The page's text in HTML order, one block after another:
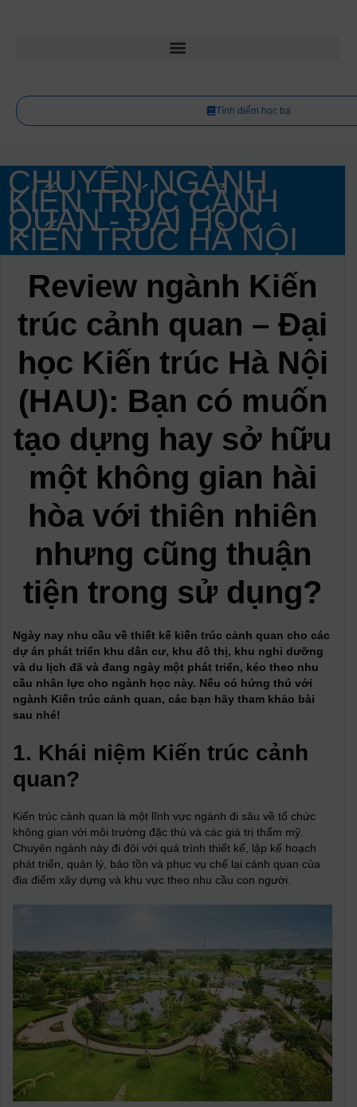
Tính điểm học bạ
CHUYÊN NGÀNH
KIẾN TRÚC CẢNH
QUAN - ĐẠI HỌC
KIẾN TRÚC HÀ NỘI
Review ngành Kiến
trúc cảnh quan – Đại
học Kiến trúc Hà Nội
(HAU): Bạn có muốn
tạo dựng hay sở hữu
một không gian hài
hòa với thiên nhiên
nhưng cũng thuận
tiện trong sử dụng?
Ngày nay nhu cầu về thiết kế kiến trúc cảnh quan cho các
dự án phát triển khu dân cư, khu đô thị, khu nghỉ dưỡng
và du lịch đã và đang ngày một phát triển, kéo theo nhu
cầu nhân lực cho ngành học này. Nếu có hứng thú với
ngành Kiến trúc cảnh quan, các bạn hãy tham khảo bài
sau nhé!
1. Khái niệm Kiến trúc cảnh
quan?
Kiến trúc cảnh quan là một lĩnh vực ngành đi sâu về tổ chức
không gian với môi trường đặc thù và các giá trị thẩm mỹ.
Chuyên ngành này đi đôi với quá trình thiết kế, lập kế hoạch
phát triển, quản lý, bảo tồn và phục vụ chế lại cảnh quan của
địa điểm xây dựng và khu vực theo nhu cầu con người.